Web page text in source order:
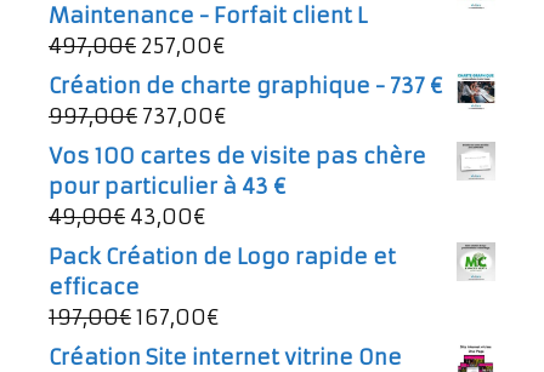
Maintenance - Forfait client L
497,00€ Le
prix
initial
était :
497,00€.
257,00€Le
prix
actuel
257,00€.
Création de charte graphique - 737 €
997,00€ Le
prix
initial
était :
997,00€.
737,00€Le
prix
actuel
Vos 100 cartes de visite pas chère
pour particulier à 43 €
49,00€ Le
prix
initial
était :
49,00€.
43,00€Le
prix
actuel
est :
Pack Création de Logo rapide et
efficace
197,00€Le
prix
167,00€Le
prix
Création Site internet vitrine One